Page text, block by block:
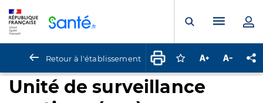
Ouvrir laMenu
Retour à l'établissement Connectez-vous
Augmenter la
Unité de surveillance